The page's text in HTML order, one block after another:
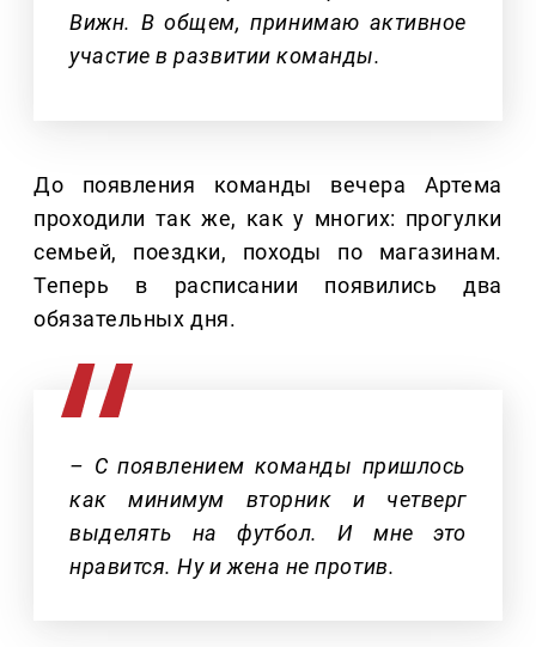
Вижн. В общем, принимаю активное
участие в развитии команды.
До появления команды вечера Артема
проходили так же, как у многих: прогулки
семьей, поездки, походы по магазинам.
Теперь в расписании появились два
обязательных дня.
– С появлением команды пришлось
как минимум вторник и четверг
выделять на футбол. И мне это
нравится. Ну и жена не против.